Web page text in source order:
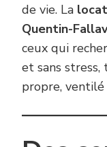
de vie. La
Quentin-
ceux qui
et sans stress,
propre, ventilé